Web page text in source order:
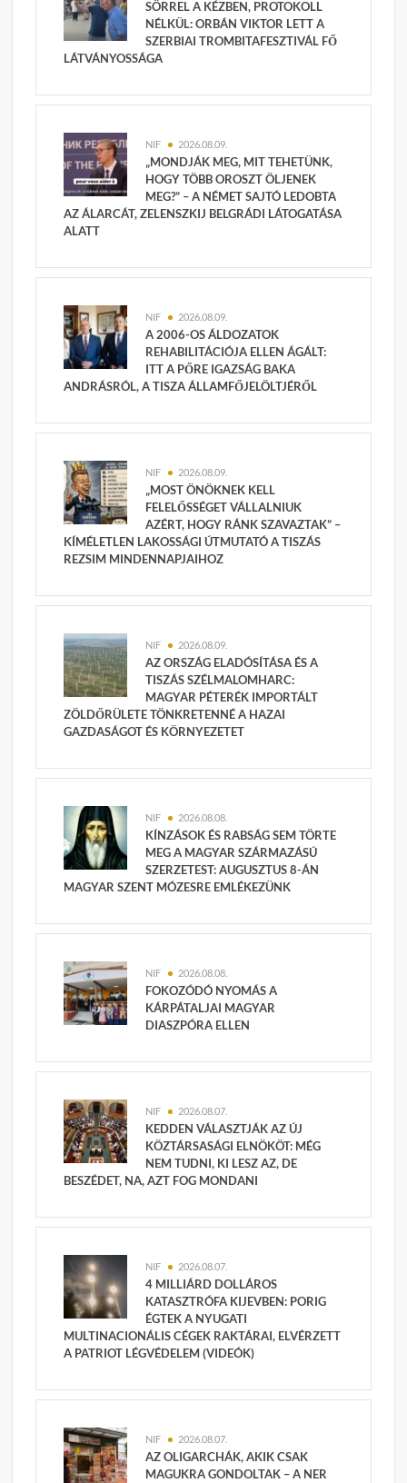
SÖRREL A KÉZBEN, PROTOKOLL
NÉLKÜL: ORBÁN VIKTOR LETT A
SZERBIAI TROMBITAFESZTIVÁL FŐ
LÁTVÁNYOSSÁGA
NIF 2026.08.09.
„MONDJÁK MEG, MIT TEHETÜNK,
HOGY TÖBB OROSZT ÖLJENEK
MEG?” – A NÉMET SAJTÓ LEDOBTA
AZ ÁLARCÁT, ZELENSZKIJ BELGRÁDI LÁTOGATÁSA
ALATT
NIF 2026.08.09.
A 2006-OS ÁLDOZATOK
REHABILITÁCIÓJA ELLEN ÁGÁLT:
ITT A PŐRE IGAZSÁG BAKA
ANDRÁSRÓL, A TISZA ÁLLAMFŐJELÖLTJÉRŐL
NIF 2026.08.09.
„MOST ÖNÖKNEK KELL
FELELŐSSÉGET VÁLLALNIUK
AZÉRT, HOGY RÁNK SZAVAZTAK” –
KÍMÉLETLEN LAKOSSÁGI ÚTMUTATÓ A TISZÁS
REZSIM MINDENNAPJAIHOZ
NIF 2026.08.09.
AZ ORSZÁG ELADÓSÍTÁSA ÉS A
TISZÁS SZÉLMALOMHARC:
MAGYAR PÉTERÉK IMPORTÁLT
ZÖLDŐRÜLETE TÖNKRETENNÉ A HAZAI
GAZDASÁGOT ÉS KÖRNYEZETET
NIF 2026.08.08.
KÍNZÁSOK ÉS RABSÁG SEM TÖRTE
MEG A MAGYAR SZÁRMAZÁSÚ
SZERZETEST: AUGUSZTUS 8-ÁN
MAGYAR SZENT MÓZESRE EMLÉKEZÜNK
NIF 2026.08.08.
FOKOZÓDÓ NYOMÁS A
KÁRPÁTALJAI MAGYAR
DIASZPÓRA ELLEN
NIF 2026.08.07.
KEDDEN VÁLASZTJÁK AZ ÚJ
KÖZTÁRSASÁGI ELNÖKÖT: MÉG
NEM TUDNI, KI LESZ AZ, DE
BESZÉDET, NA, AZT FOG MONDANI
NIF 2026.08.07.
4 MILLIÁRD DOLLÁROS
KATASZTRÓFA KIJEVBEN: PORIG
ÉGTEK A NYUGATI
MULTINACIONÁLIS CÉGEK RAKTÁRAI, ELVÉRZETT
A PATRIOT LÉGVÉDELEM (VIDEÓK)
NIF 2026.08.07.
AZ OLIGARCHÁK, AKIK CSAK
MAGUKRA GONDOLTAK – A NER